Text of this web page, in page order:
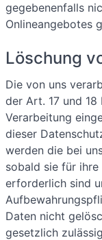
gegebenenfalls
Onlineangebotes
Löschung
Die von uns
der Art. 17 und
Verarbeitung
dieser
werden die bei
sobald sie für
erforderlich sind
Daten nicht
gesetzlich